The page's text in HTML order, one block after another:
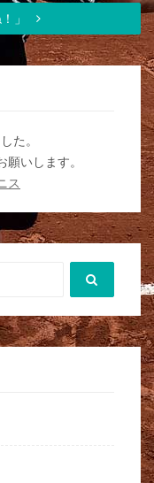
」
た。
いします。
ス